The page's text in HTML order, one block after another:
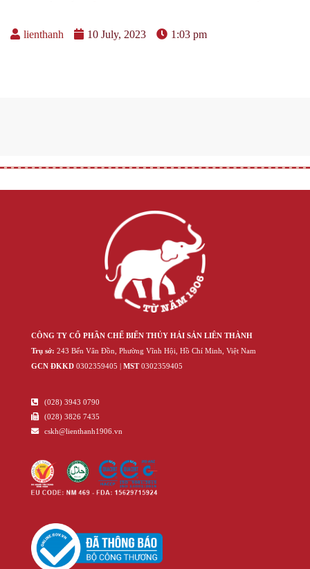
lienthanh 10 July, 2023 1:03 pm
CÔNG TY CỔ PHẦN CHẾ BIẾN THỦY HẢI SẢN LIÊN THÀNH
Trụ sở: 243 Bến Vân Đồn, Phường Vĩnh Hội, Hồ Chí Minh, Việt Nam
GCN ĐKKD ‍030‍2359405 | MST‍030‍2359405
(028) 3943 0790
(028) 3826 7435
cskh@lienthanh1906.vn